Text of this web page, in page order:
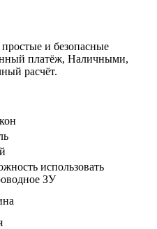
и безопасные
платёж, Наличными,
расчёт.
использовать
ЗУ